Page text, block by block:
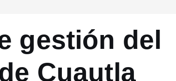
gestión del
Cuautla